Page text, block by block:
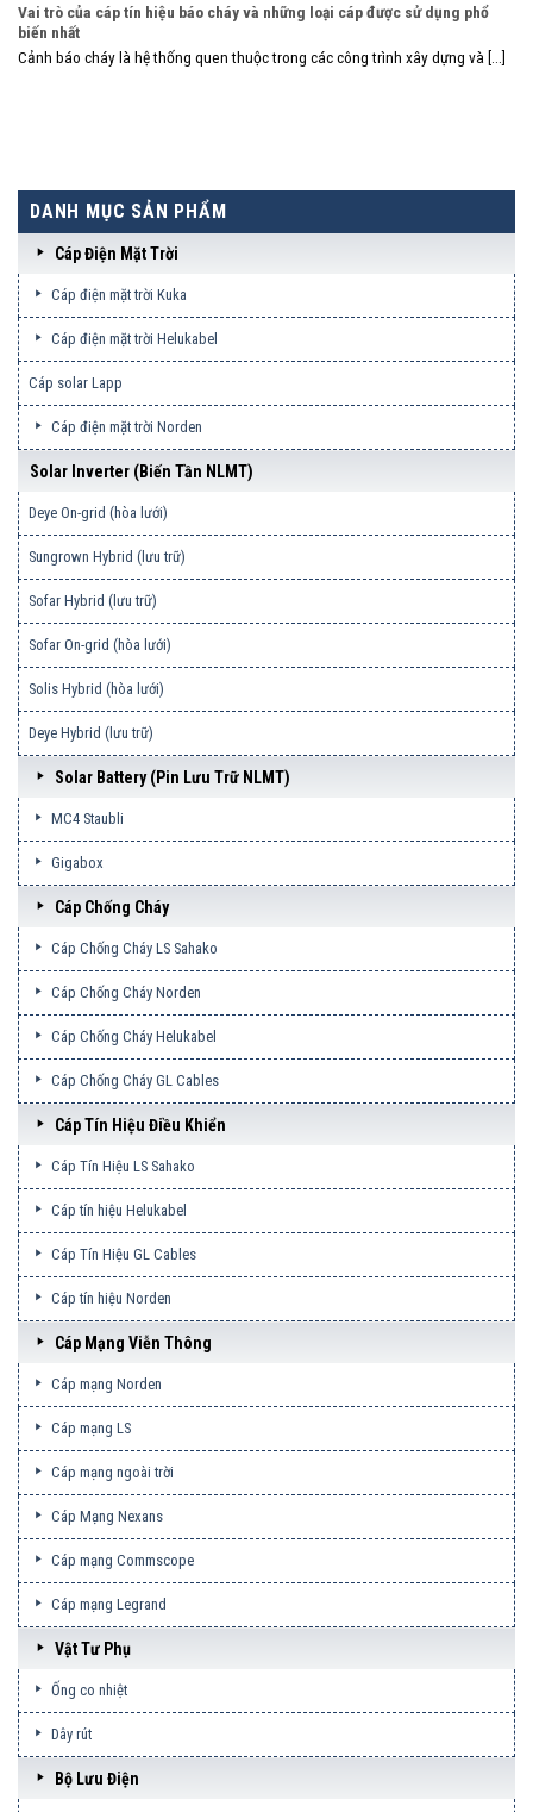
Vai trò của cáp tín hiệu báo cháy và những loại cáp được sử dụng phổ
biến nhất
Cảnh báo cháy là hệ thống quen thuộc trong các công trình xây dựng và [...]
DANH MỤC SẢN PHẨM
Cáp Điện Mặt Trời
Cáp điện mặt trời Kuka
Cáp điện mặt trời Helukabel
Cáp solar Lapp
Cáp điện mặt trời Norden
Solar Inverter (biến Tần NLMT)
Deye On-grid (hòa lưới)
Sungrown Hybrid (lưu trữ)
Sofar Hybrid (lưu trữ)
Sofar On-grid (hòa lưới)
Solis Hybrid (hòa lưới)
Deye Hybrid (lưu trữ)
Solar Battery (pin Lưu Trữ NLMT)
MC4 Staubli
Gigabox
Cáp Chống Cháy
Cáp Chống Cháy LS Sahako
Cáp Chống Cháy Norden
Cáp Chống Cháy Helukabel
Cáp Chống Cháy GL Cables
Cáp Tín Hiệu Điều Khiển
Cáp Tín Hiệu LS Sahako
Cáp tín hiệu Helukabel
Cáp Tín Hiệu GL Cables
Cáp tín hiệu Norden
Cáp Mạng Viễn Thông
Cáp mạng Norden
Cáp mạng LS
Cáp mạng ngoài trời
Cáp Mạng Nexans
Cáp mạng Commscope
Cáp mạng Legrand
Vật Tư Phụ
Ống co nhiệt
Dây rút
Bộ Lưu Điện